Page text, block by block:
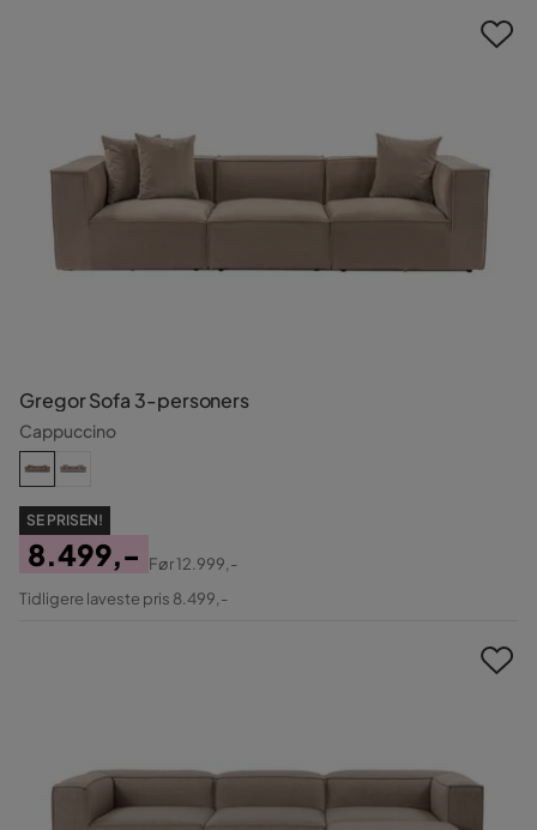
Gregor Sofa 3-personers
Cappuccino
SE PRISEN!
Pris
8.499,-
Original
Før12.999,-
Tidligere laveste pris 8.499,-